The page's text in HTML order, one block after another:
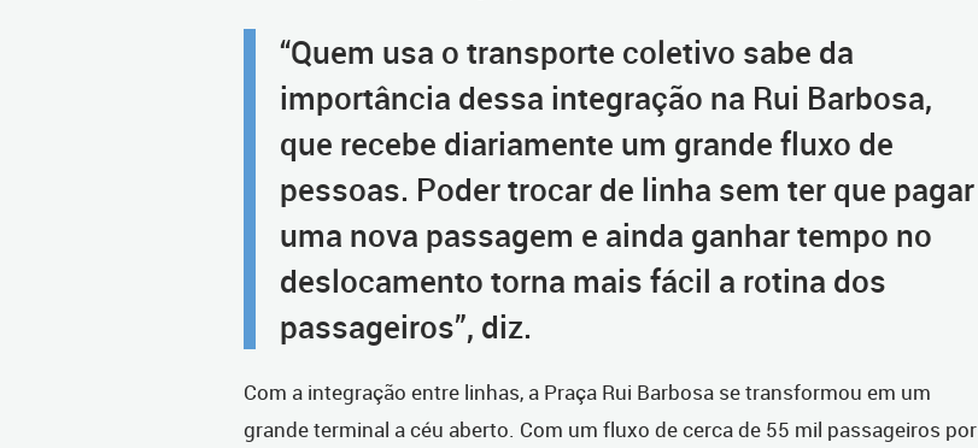
“Quem usa o transporte coletivo sabe da
importância dessa integração na Rui Barbosa,
que recebe diariamente um grande fluxo de
pessoas. Poder trocar de linha sem ter que pagar
uma nova passagem e ainda ganhar tempo no
deslocamento torna mais fácil a rotina dos
passageiros”, diz.
Com a integração entre linhas, a Praça Rui Barbosa se transformou em um
grande terminal a céu aberto. Com um fluxo de cerca de 55 mil passageiros por